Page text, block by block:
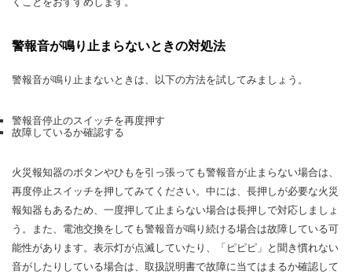
警報音が鳴り止まらないときの対処法
警報音が鳴り止まないときは、以下の方法を試してみましょう。
警報音停止のスイッチを再度押す
故障しているか確認する
火災報知器のボタンやひもを引っ張っても警報音が止まらない場合は、
再度停止スイッチを押してみてください。中には、長押しが必要な火災
報知器もあるため、一度押して止まらない場合は長押しで対応しましょ
う。また、電池交換をしても警報音が鳴り続ける場合は故障している可
能性があります。表示灯が点滅していたり、「ピピピ」と聞き慣れない
音がしたりしている場合は、取扱説明書で故障に当てはまるか確認して